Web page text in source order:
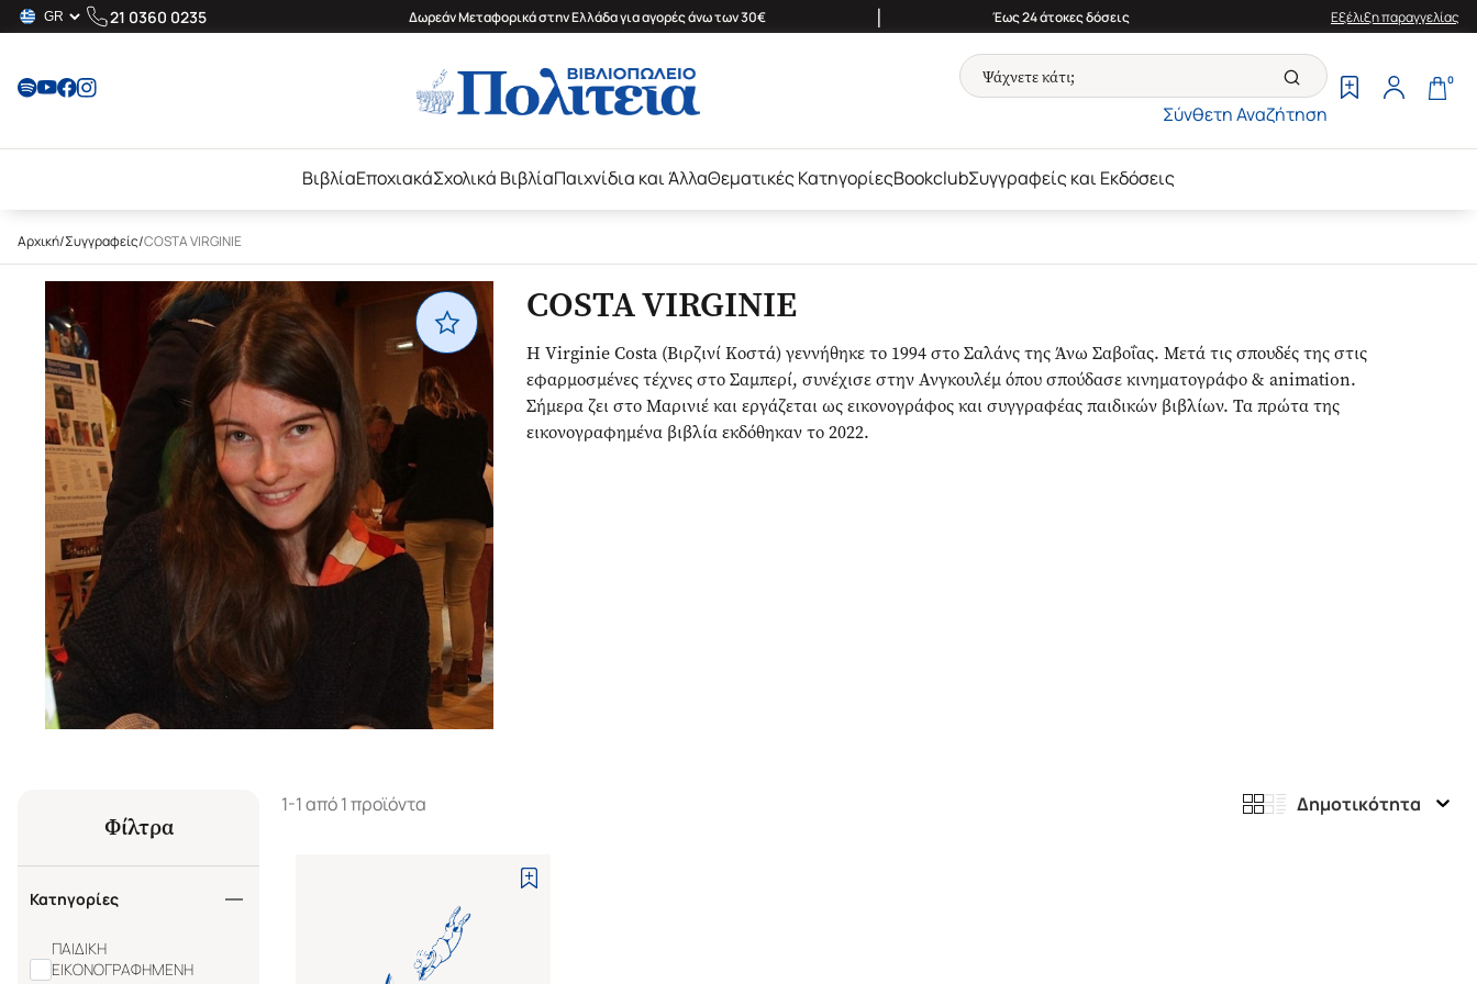
21 0360 0235 Δωρεάν Μεταφορικά στην Ελλάδα για αγορές άνω των 30€ | Έως 24 άτοκες δόσεις Εξέλιξη παραγγελίας
Σύνθετη Αναζήτηση
0
ΒιβλίαΕποχιακάΣχολικά ΒιβλίαΠαιχνίδια και ΆλλαΘεματικές ΚατηγορίεςBookclubΣυγγραφείς και Εκδόσεις
Αρχική/Συγγραφείς/COSTA VIRGINIE
COSTA VIRGINIE
Η Virginie Costa (Βιρζινί Κοστά) γεννήθηκε το 1994 στο Σαλάνς της Άνω Σαβοΐας. Μετά τις σπουδές της στις
εφαρμοσμένες τέχνες στο Σαμπερί, συνέχισε στην Ανγκουλέμ όπου σπούδασε κινηματογράφο & animation.
Σήμερα ζει στο Μαρινιέ και εργάζεται ως εικονογράφος και συγγραφέας παιδικών βιβλίων. Τα πρώτα της
εικονογραφημένα βιβλία εκδόθηκαν το 2022.
Φίλτρα
Κατηγορίες
ΠΑΙΔΙΚΗ
ΕΙΚΟΝΟΓΡΑΦΗΜΕΝΗ
1-1 από 1 προϊόντα Δημοτικότητα